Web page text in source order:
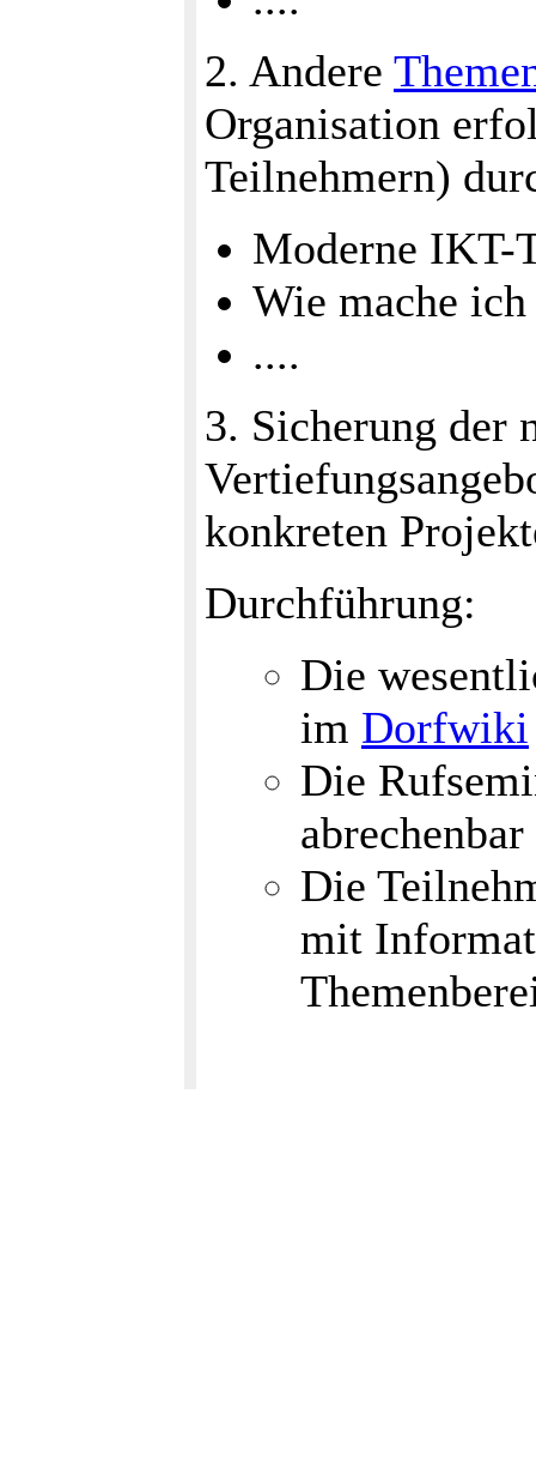
2. Andere
Organisation
Teilnehmern)
Moderne IKT-
Wie mache
....
3. Sicherung der
konkreten
Durchführung:
Die
im Dorfwiki
Die
Die
mit